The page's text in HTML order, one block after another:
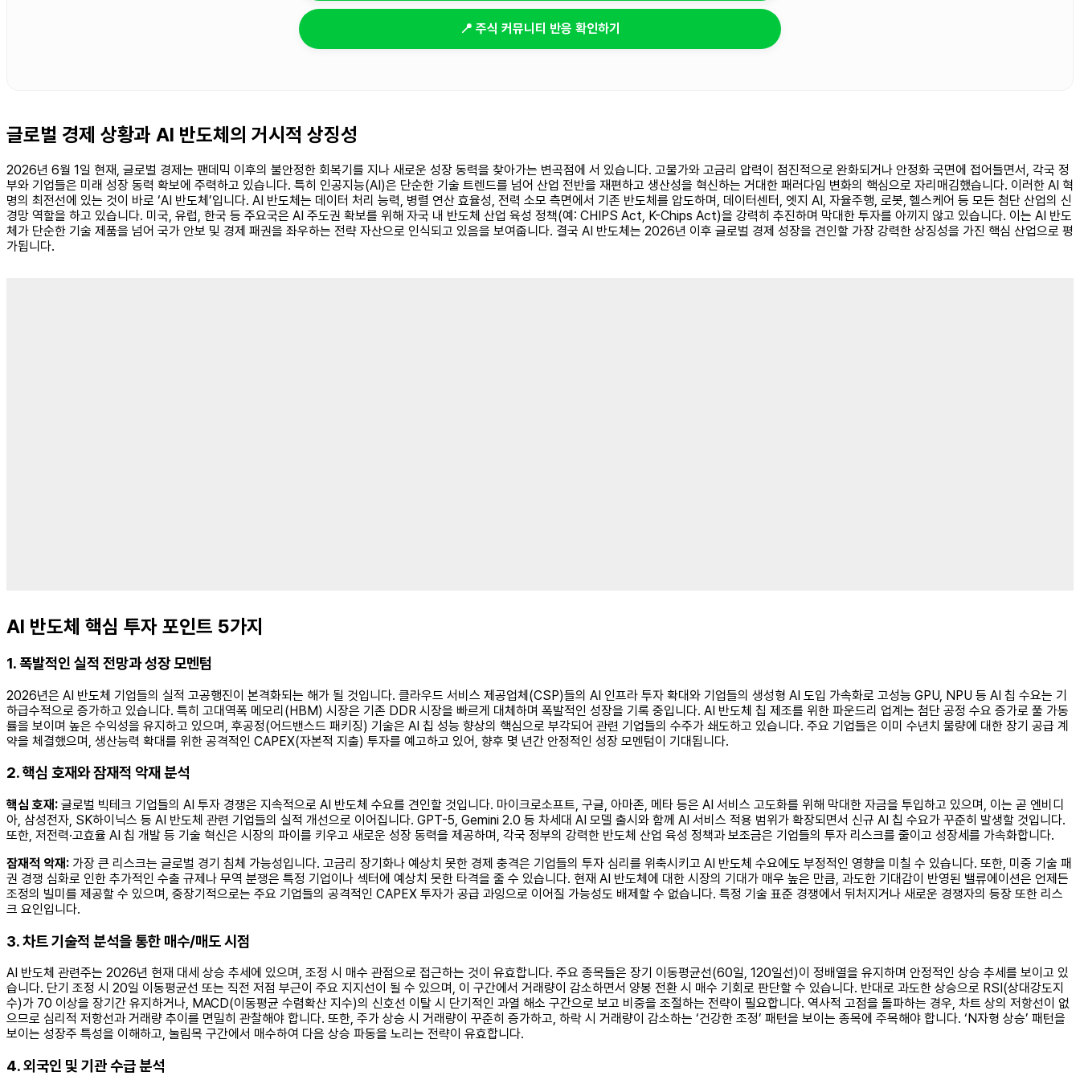
📍 주식 커뮤니티 반응 확인하기
글로벌 경제 상황과 AI 반도체의 거시적 상징성
2026년 6월 1일 현재, 글로벌 경제는 팬데믹 이후의 불안정한 회복기를 지나 새로운 성장 동력을 찾아가는 변곡점에 서 있습니다. 고물가와 고금리 압력이 점진적으로 완화되거나 안정화 국면에 접어들면서, 각국 정
부와 기업들은 미래 성장 동력 확보에 주력하고 있습니다. 특히 인공지능(AI)은 단순한 기술 트렌드를 넘어 산업 전반을 재편하고 생산성을 혁신하는 거대한 패러다임 변화의 핵심으로 자리매김했습니다. 이러한 AI 혁
명의 최전선에 있는 것이 바로 ‘AI 반도체’입니다. AI 반도체는 데이터 처리 능력, 병렬 연산 효율성, 전력 소모 측면에서 기존 반도체를 압도하며, 데이터센터, 엣지 AI, 자율주행, 로봇, 헬스케어 등 모든 첨단 산업의 신
경망 역할을 하고 있습니다. 미국, 유럽, 한국 등 주요국은 AI 주도권 확보를 위해 자국 내 반도체 산업 육성 정책(예: CHIPS Act, K-Chips Act)을 강력히 추진하며 막대한 투자를 아끼지 않고 있습니다. 이는 AI 반도
체가 단순한 기술 제품을 넘어 국가 안보 및 경제 패권을 좌우하는 전략 자산으로 인식되고 있음을 보여줍니다. 결국 AI 반도체는 2026년 이후 글로벌 경제 성장을 견인할 가장 강력한 상징성을 가진 핵심 산업으로 평
가됩니다.
AI 반도체 핵심 투자 포인트 5가지
1. 폭발적인 실적 전망과 성장 모멘텀
2026년은 AI 반도체 기업들의 실적 고공행진이 본격화되는 해가 될 것입니다. 클라우드 서비스 제공업체(CSP)들의 AI 인프라 투자 확대와 기업들의 생성형 AI 도입 가속화로 고성능 GPU, NPU 등 AI 칩 수요는 기
하급수적으로 증가하고 있습니다. 특히 고대역폭 메모리(HBM) 시장은 기존 DDR 시장을 빠르게 대체하며 폭발적인 성장을 기록 중입니다. AI 반도체 칩 제조를 위한 파운드리 업계는 첨단 공정 수요 증가로 풀 가동
률을 보이며 높은 수익성을 유지하고 있으며, 후공정(어드밴스드 패키징) 기술은 AI 칩 성능 향상의 핵심으로 부각되어 관련 기업들의 수주가 쇄도하고 있습니다. 주요 기업들은 이미 수년치 물량에 대한 장기 공급 계
약을 체결했으며, 생산능력 확대를 위한 공격적인 CAPEX(자본적 지출) 투자를 예고하고 있어, 향후 몇 년간 안정적인 성장 모멘텀이 기대됩니다.
2. 핵심 호재와 잠재적 악재 분석
핵심 호재: 글로벌 빅테크 기업들의 AI 투자 경쟁은 지속적으로 AI 반도체 수요를 견인할 것입니다. 마이크로소프트, 구글, 아마존, 메타 등은 AI 서비스 고도화를 위해 막대한 자금을 투입하고 있으며, 이는 곧 엔비디
아, 삼성전자, SK하이닉스 등 AI 반도체 관련 기업들의 실적 개선으로 이어집니다. GPT-5, Gemini 2.0 등 차세대 AI 모델 출시와 함께 AI 서비스 적용 범위가 확장되면서 신규 AI 칩 수요가 꾸준히 발생할 것입니다.
또한, 저전력·고효율 AI 칩 개발 등 기술 혁신은 시장의 파이를 키우고 새로운 성장 동력을 제공하며, 각국 정부의 강력한 반도체 산업 육성 정책과 보조금은 기업들의 투자 리스크를 줄이고 성장세를 가속화합니다.
잠재적 악재: 가장 큰 리스크는 글로벌 경기 침체 가능성입니다. 고금리 장기화나 예상치 못한 경제 충격은 기업들의 투자 심리를 위축시키고 AI 반도체 수요에도 부정적인 영향을 미칠 수 있습니다. 또한, 미중 기술 패
권 경쟁 심화로 인한 추가적인 수출 규제나 무역 분쟁은 특정 기업이나 섹터에 예상치 못한 타격을 줄 수 있습니다. 현재 AI 반도체에 대한 시장의 기대가 매우 높은 만큼, 과도한 기대감이 반영된 밸류에이션은 언제든
조정의 빌미를 제공할 수 있으며, 중장기적으로는 주요 기업들의 공격적인 CAPEX 투자가 공급 과잉으로 이어질 가능성도 배제할 수 없습니다. 특정 기술 표준 경쟁에서 뒤처지거나 새로운 경쟁자의 등장 또한 리스
크 요인입니다.
3. 차트 기술적 분석을 통한 매수/매도 시점
AI 반도체 관련주는 2026년 현재 대세 상승 추세에 있으며, 조정 시 매수 관점으로 접근하는 것이 유효합니다. 주요 종목들은 장기 이동평균선(60일, 120일선)이 정배열을 유지하며 안정적인 상승 추세를 보이고 있
습니다. 단기 조정 시 20일 이동평균선 또는 직전 저점 부근이 주요 지지선이 될 수 있으며, 이 구간에서 거래량이 감소하면서 양봉 전환 시 매수 기회로 판단할 수 있습니다. 반대로 과도한 상승으로 RSI(상대강도지
수)가 70 이상을 장기간 유지하거나, MACD(이동평균 수렴확산 지수)의 신호선 이탈 시 단기적인 과열 해소 구간으로 보고 비중을 조절하는 전략이 필요합니다. 역사적 고점을 돌파하는 경우, 차트 상의 저항선이 없
으므로 심리적 저항선과 거래량 추이를 면밀히 관찰해야 합니다. 또한, 주가 상승 시 거래량이 꾸준히 증가하고, 하락 시 거래량이 감소하는 ‘건강한 조정’ 패턴을 보이는 종목에 주목해야 합니다. ‘N자형 상승’ 패턴을
보이는 성장주 특성을 이해하고, 눌림목 구간에서 매수하여 다음 상승 파동을 노리는 전략이 유효합니다.
4. 외국인 및 기관 수급 분석